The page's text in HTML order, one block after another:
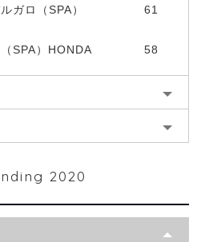
ガロ（SPA）
61
SPA）HONDA 58
2020